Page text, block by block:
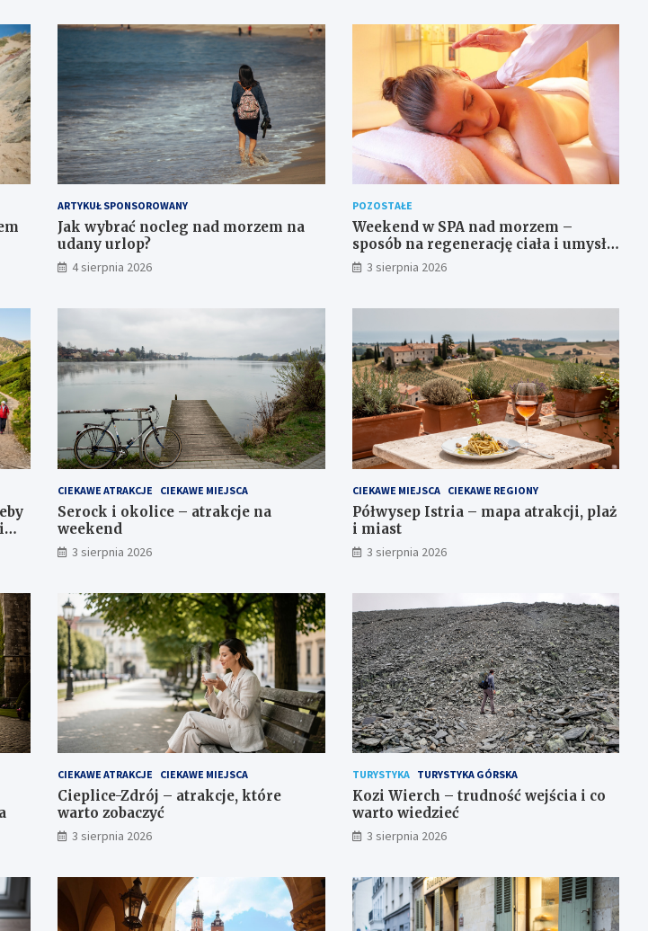
ARTYKUŁ SPONSOROWANY
Jak wybrać nocleg nad morzem na
udany urlop?
4 sierpnia 2026
POZOSTAŁE
Weekend w SPA nad morzem –
sposób na regenerację ciała i umysłu
w wyjątkowym otoczeniu
3 sierpnia 2026
CIEKAWE ATRAKCJE CIEKAWE MIEJSCA
Serock i okolice – atrakcje na
weekend
3 sierpnia 2026
CIEKAWE MIEJSCA CIEKAWE REGIONY
Półwysep Istria – mapa atrakcji, plaż
i miast
3 sierpnia 2026
CIEKAWE ATRAKCJE CIEKAWE MIEJSCA
Cieplice-Zdrój – atrakcje, które
warto zobaczyć
3 sierpnia 2026
TURYSTYKA TURYSTYKA GÓRSKA
Kozi Wierch – trudność wejścia i co
warto wiedzieć
3 sierpnia 2026